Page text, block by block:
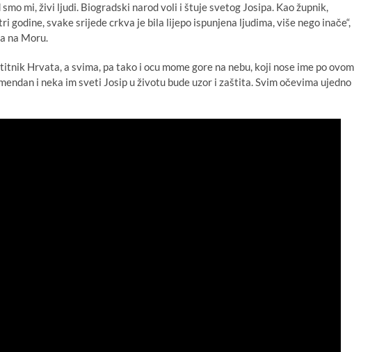
mi, živi ljudi. Biogradski narod voli i štuje svetog Josipa. Kao župnik,
godine, svake srijede crkva je bila lijepo ispunjena ljudima, više nego inače“,
na Moru.
Hrvata, a svima, pa tako i ocu mome gore na nebu, koji nose ime po ovom
i neka im sveti Josip u životu bude uzor i zaštita. Svim očevima ujedno